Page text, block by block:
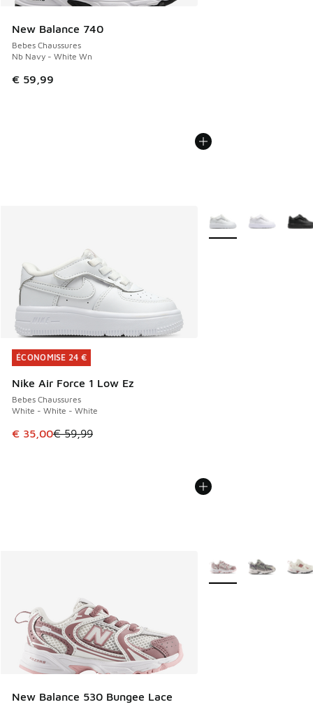
New Balance 740
Bebes Chaussures
Nb Navy - White Wn
€ 59,99
ÉCONOMISE 24 €
Nike Air Force 1 Low Ez
Bebes Chaussures
White - White - White
Cet article est en promotion. Prix en baisse de € 59,99 à
€ 35,00€ 59,99
ÉCONOMISE 24 €
Plus de couleurs
New Balance 530 Bungee Lace
Plus de couleurs